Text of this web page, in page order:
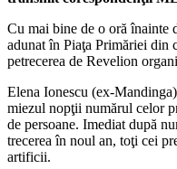
Cu mai bine de o oră înainte
adunat în Piaţa Primăriei din
petrecerea de Revelion
Elena Ionescu (ex-
miezul nopţii numărul celor
de persoane. Imediat după
trecerea în noul an, toţi cei
artificii.